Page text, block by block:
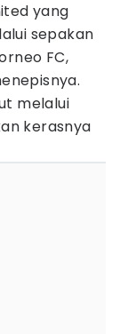
yang
sepakan
FC,
melalui
kerasnya